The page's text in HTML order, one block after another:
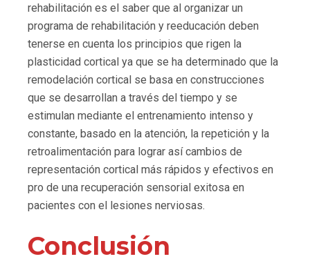
rehabilitación es el saber que al organizar un
programa de rehabilitación y reeducación deben
tenerse en cuenta los principios que rigen la
plasticidad cortical ya que se ha determinado que la
remodelación cortical se basa en construcciones
que se desarrollan a través del tiempo y se
estimulan mediante el entrenamiento intenso y
constante, basado en la atención, la repetición y la
retroalimentación para lograr así cambios de
representación cortical más rápidos y efectivos en
pro de una recuperación sensorial exitosa en
pacientes con el lesiones nerviosas.
Conclusión